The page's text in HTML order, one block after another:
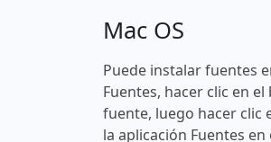
Mac OS
Puede instalar fuentes
Fuentes, hacer clic en
fuente, luego hacer clic
la aplicación Fuentes